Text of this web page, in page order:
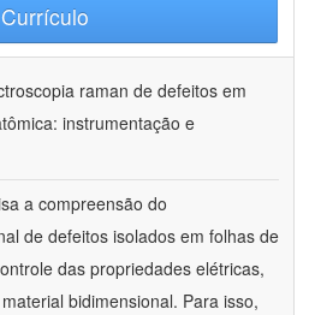
Currículo
raman de defeitos em
instrumentação e
a compreensão do
de defeitos isolados em folhas de
das propriedades elétricas,
bidimensional. Para isso,